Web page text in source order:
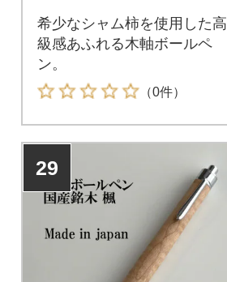
希少なシャム柿を使用した高
級感あふれる木軸ボールペ
ン。
（0件）
29